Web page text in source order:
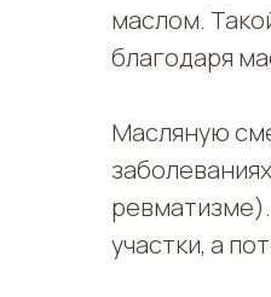
маслом.
благодаря
Масляную
участки, а